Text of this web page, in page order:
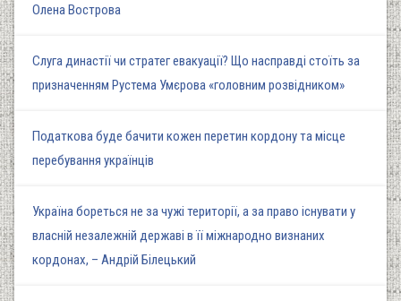
Олена Вострова
Слуга династії чи стратег евакуації? Що насправді стоїть за
призначенням Рустема Умєрова «головним розвідником»
Податкова буде бачити кожен перетин кордону та місце
перебування українців
Україна бореться не за чужі території, а за право існувати у
власній незалежній державі в її міжнародно визнаних
кордонах, – Андрій Білецький